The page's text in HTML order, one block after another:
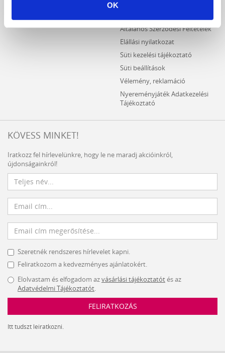
OK
Általános Szerződési Feltételek
Elállási nyilatkozat
Süti kezelési tájékoztató
Süti beállítások
Vélemény, reklamáció
Nyereményjáték Adatkezelési
Tájékoztató
KÖVESS MINKET!
Iratkozz fel hírlevelünkre, hogy le ne maradj akcióinkról,
újdonságainkról!
Szeretnék rendszeres hírlevelet kapni.
Feliratkozom a kedvezményes ajánlatokért.
Elolvastam és elfogadom azvásárlási tájékoztatótés az
Adatvédelmi Tájékoztatót.
FELIRATKOZÁS
Itt tudszt leiratkozni.